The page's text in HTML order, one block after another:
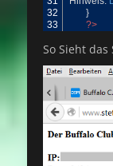
32
33
}
?>
So Sieht